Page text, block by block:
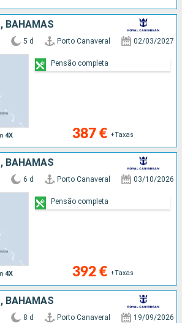
BAHAMAS
4X
5 d Porto Canaveral 02/03/2027
387 € +Taxas
Pensão completa
BAHAMAS
4X
6 d Porto Canaveral 03/10/2026
392 € +Taxas
Pensão completa
BAHAMAS
8 d Porto Canaveral 19/09/2026